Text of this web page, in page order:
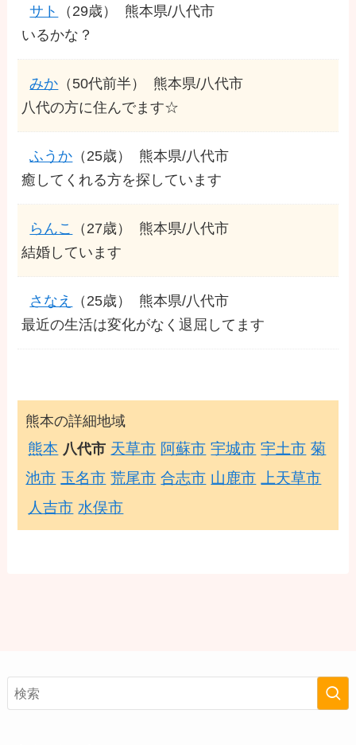
サト （29歳）
熊本県/八代市
いるかな？
みか （50代前半）
熊本県/八代市
八代の方に住んでます☆
ふうか （25歳）
熊本県/八代市
癒してくれる方を探しています
らんこ （27歳）
熊本県/八代市
結婚しています
さなえ （25歳）
熊本県/八代市
最近の生活は変化がなく退屈してます
熊本の詳細地域
熊本 八代市 天草市 阿蘇市 宇城市 宇土市 菊
池市 玉名市 荒尾市 合志市 山鹿市
上天草市
人吉市 水俣市